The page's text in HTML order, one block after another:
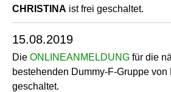
CHRISTINA ist frei geschaltet.
15.08.2019
Die ONLINEANMELDUNG für die
bestehenden Dummy-F-Gruppe von
geschaltet.